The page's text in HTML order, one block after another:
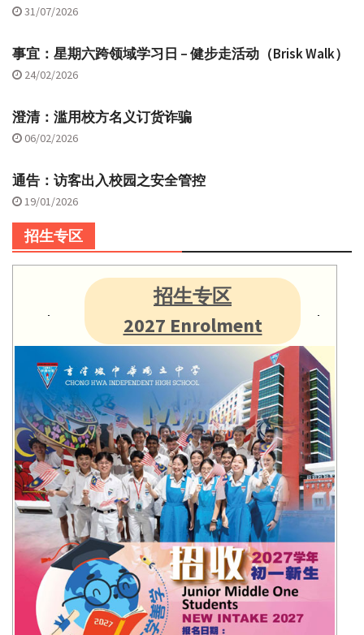
31/07/2026
事宜：星期六跨领域学习日 – 健步走活动（Brisk Walk）
24/02/2026
澄清：滥用校方名义订货诈骗
06/02/2026
通告：访客出入校园之安全管控
19/01/2026
招生专区
招生专区
2027 Enrolment